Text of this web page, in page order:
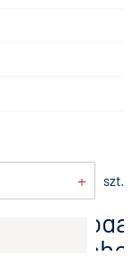
+ szt.